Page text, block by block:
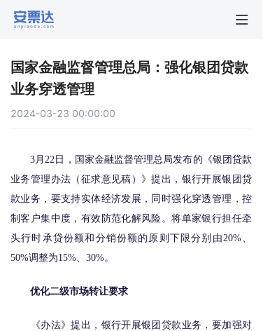
国家金融监督管理总局：强化银团贷款
业务穿透管理
2024-03-23 00:00:00
3月22日，国家金融监督管理总局发布的《银团贷款
业务管理办法（征求意见稿）》提出，银行开展银团贷
款业务，要支持实体经济发展，同时强化穿透管理，控
制客户集中度，有效防范化解风险。将单家银行担任牵
头行时承贷份额和分销份额的原则下限分别由20%、
50%调整为15%、30%。
优化二级市场转让要求
《办法》提出，银行开展银团贷款业务，要加强对